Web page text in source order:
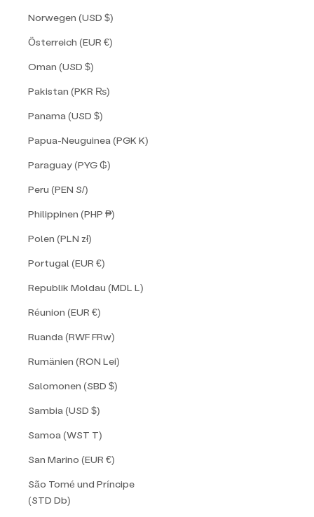
Norwegen (USD $)
Österreich (EUR €)
Oman (USD $)
Pakistan (PKR ₨)
Panama (USD $)
Papua-Neuguinea (PGK K)
Paraguay (PYG ₲)
Peru (PEN S/)
Philippinen (PHP ₱)
Polen (PLN zł)
Portugal (EUR €)
Republik Moldau (MDL L)
Réunion (EUR €)
Ruanda (RWF FRw)
Rumänien (RON Lei)
Salomonen (SBD $)
Sambia (USD $)
Samoa (WST T)
San Marino (EUR €)
São Tomé und Príncipe
(STD Db)